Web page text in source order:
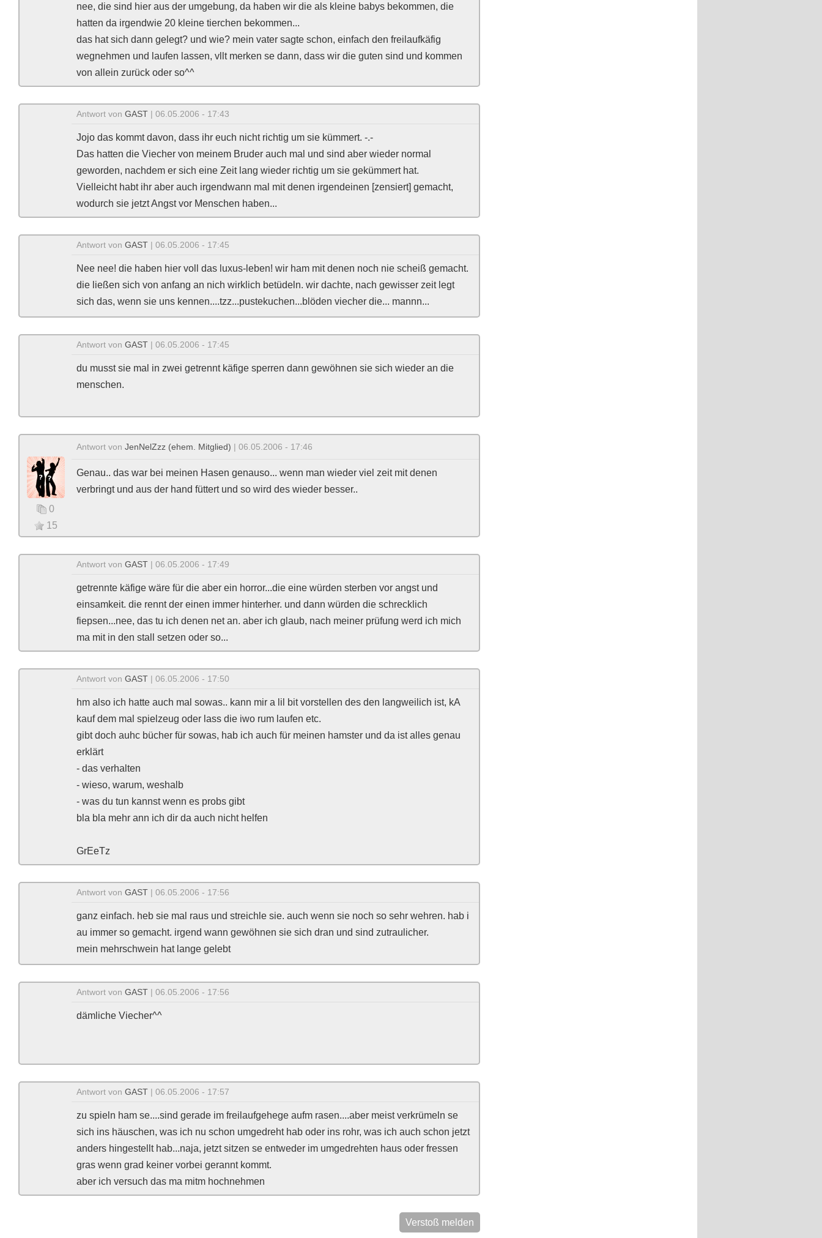
nee, die sind hier aus der umgebung, da haben wir die als kleine babys bekommen, die
hatten da irgendwie 20 kleine tierchen bekommen...
das hat sich dann gelegt? und wie? mein vater sagte schon, einfach den freilaufkäfig
wegnehmen und laufen lassen, vllt merken se dann, dass wir die guten sind und kommen
von allein zurück oder so^^
Antwort von GAST | 06.05.2006 - 17:43
Jojo das kommt davon, dass ihr euch nicht richtig um sie kümmert. -.-
Das hatten die Viecher von meinem Bruder auch mal und sind aber wieder normal
geworden, nachdem er sich eine Zeit lang wieder richtig um sie gekümmert hat.
Vielleicht habt ihr aber auch irgendwann mal mit denen irgendeinen [zensiert] gemacht,
wodurch sie jetzt Angst vor Menschen haben...
Antwort von GAST | 06.05.2006 - 17:45
Nee nee! die haben hier voll das luxus-leben! wir ham mit denen noch nie scheiß gemacht.
die ließen sich von anfang an nich wirklich betüdeln. wir dachte, nach gewisser zeit legt
sich das, wenn sie uns kennen....tzz...pustekuchen...blöden viecher die... mannn...
Antwort von GAST | 06.05.2006 - 17:45
du musst sie mal in zwei getrennt käfige sperren dann gewöhnen sie sich wieder an die
menschen.
0
15
Antwort von JenNelZzz (ehem. Mitglied) | 06.05.2006 - 17:46
Genau.. das war bei meinen Hasen genauso... wenn man wieder viel zeit mit denen
verbringt und aus der hand füttert und so wird des wieder besser..
Antwort von GAST | 06.05.2006 - 17:49
getrennte käfige wäre für die aber ein horror...die eine würden sterben vor angst und
einsamkeit. die rennt der einen immer hinterher. und dann würden die schrecklich
fiepsen...nee, das tu ich denen net an. aber ich glaub, nach meiner prüfung werd ich mich
ma mit in den stall setzen oder so...
Antwort von GAST | 06.05.2006 - 17:50
hm also ich hatte auch mal sowas.. kann mir a lil bit vorstellen des den langweilich ist, kA
kauf dem mal spielzeug oder lass die iwo rum laufen etc.
gibt doch auhc bücher für sowas, hab ich auch für meinen hamster und da ist alles genau
erklärt
- das verhalten
- wieso, warum, weshalb
- was du tun kannst wenn es probs gibt
bla bla mehr ann ich dir da auch nicht helfen
GrEeTz
Antwort von GAST | 06.05.2006 - 17:56
ganz einfach. heb sie mal raus und streichle sie. auch wenn sie noch so sehr wehren. hab i
au immer so gemacht. irgend wann gewöhnen sie sich dran und sind zutraulicher.
mein mehrschwein hat lange gelebt
Antwort von GAST | 06.05.2006 - 17:56
dämliche Viecher^^
Antwort von GAST | 06.05.2006 - 17:57
zu spieln ham se....sind gerade im freilaufgehege aufm rasen....aber meist verkrümeln se
sich ins häuschen, was ich nu schon umgedreht hab oder ins rohr, was ich auch schon jetzt
anders hingestellt hab...naja, jetzt sitzen se entweder im umgedrehten haus oder fressen
gras wenn grad keiner vorbei gerannt kommt.
aber ich versuch das ma mitm hochnehmen
Verstoß melden